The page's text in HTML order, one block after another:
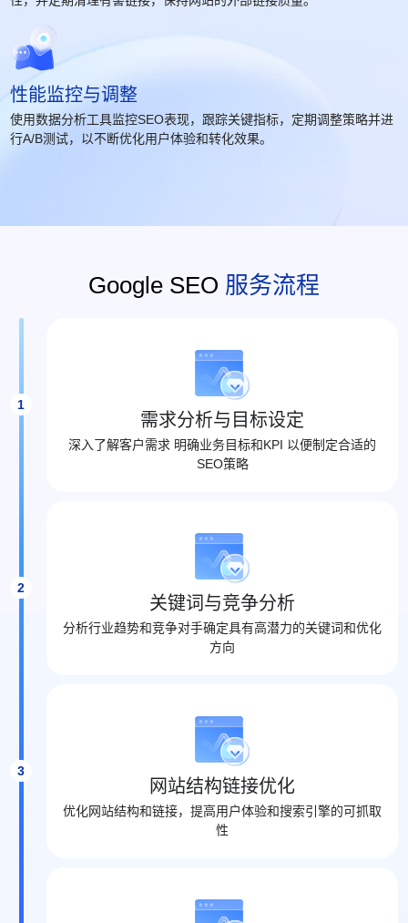
性能监控与调整
使用数据分析工具监控SEO表现，跟踪关键指标，定期调整策略并进
行A/B测试，以不断优化用户体验和转化效果。
Google SEO 服务流程
需求分析与目标设定
深入了解客户需求 明确业务目标和KPI 以便制定合适的
SEO策略
1
关键词与竞争分析
分析行业趋势和竞争对手确定具有高潜力的关键词和优化
方向
2
网站结构链接优化
优化网站结构和链接，提高用户体验和搜索引擎的可抓取
性
3